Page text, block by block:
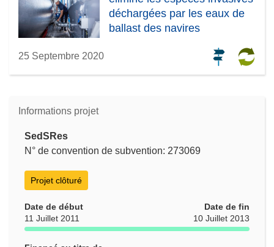
déchargées par les eaux de
ballast des navires
25 Septembre 2020
Informations projet
SedSRes
N° de convention de subvention: 273069
Projet clôturé
Date de début
11 Juillet 2011
Date de fin
10 Juillet 2013